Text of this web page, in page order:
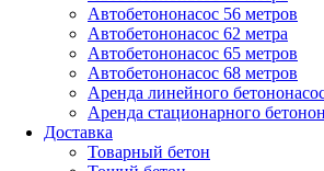
Автобетононасос 56 метров
Автобетононасос 62 метра
Автобетононасос 65 метров
Автобетононасос 68 метров
Аренда линейного
Аренда стационарного
Доставка
Товарный бетон